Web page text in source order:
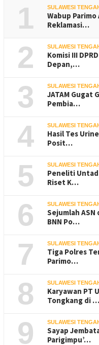
1 SULAWESI
Wabup
Reklamasi…
2 SULAWESI
Komisi III
Depan,…
3 SULAWESI
JATAM Gugat
Pembia…
4 SULAWESI
Hasil Tes
Posit…
5 SULAWESI
Peneliti
Riset K…
6 SULAWESI
Sejumlah ASN
BNN Po…
7 SULAWESI
Tiga Polres
Parimo…
8 SULAWESI
Karyawan PT
Tongkang di …
9 SULAWESI
Sayap
Parigimpu’…